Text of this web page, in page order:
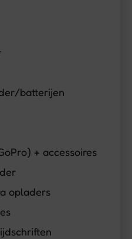
batterijen
+ accessoires
opladers